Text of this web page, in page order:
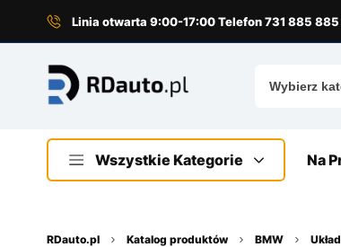
Linia otwarta 9:00-17:00 Telefon 731 885
Wszystkie Kategorie Na
RDauto.pl Katalog produktów BMW